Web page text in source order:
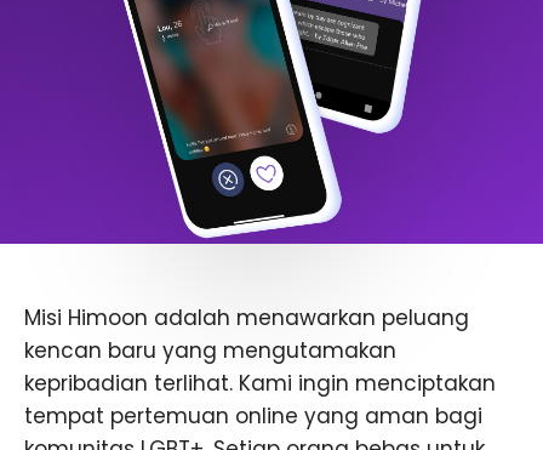
Misi Himoon adalah menawarkan peluang
kencan baru yang mengutamakan
kepribadian terlihat. Kami ingin menciptakan
tempat pertemuan online yang aman bagi